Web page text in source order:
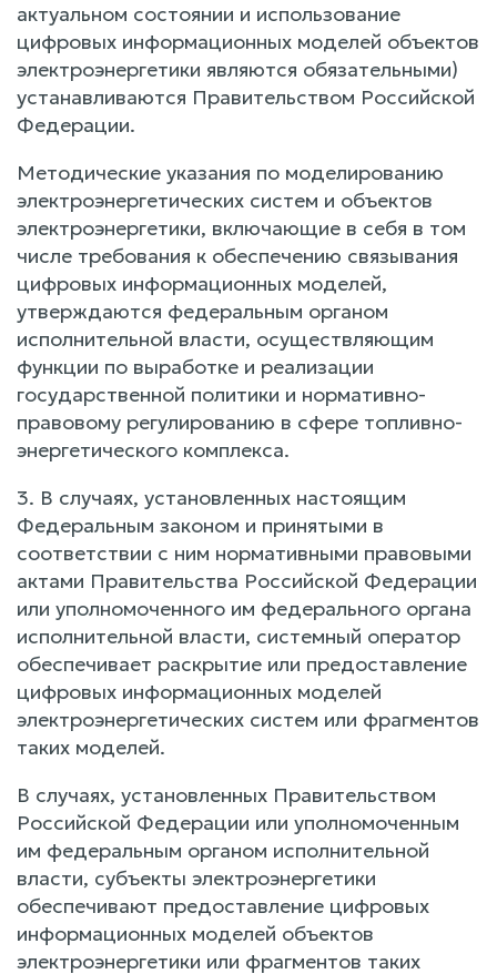
актуальном состоянии и использование
цифровых информационных моделей объектов
электроэнергетики являются обязательными)
устанавливаются Правительством Российской
Федерации.
Методические указания по моделированию
электроэнергетических систем и объектов
электроэнергетики, включающие в себя в том
числе требования к обеспечению связывания
цифровых информационных моделей,
утверждаются федеральным органом
исполнительной власти, осуществляющим
функции по выработке и реализации
государственной политики и нормативно-
правовому регулированию в сфере топливно-
энергетического комплекса.
3. В случаях, установленных настоящим
Федеральным законом и принятыми в
соответствии с ним нормативными правовыми
актами Правительства Российской Федерации
или уполномоченного им федерального органа
исполнительной власти, системный оператор
обеспечивает раскрытие или предоставление
цифровых информационных моделей
электроэнергетических систем или фрагментов
таких моделей.
В случаях, установленных Правительством
Российской Федерации или уполномоченным
им федеральным органом исполнительной
власти, субъекты электроэнергетики
обеспечивают предоставление цифровых
информационных моделей объектов
электроэнергетики или фрагментов таких